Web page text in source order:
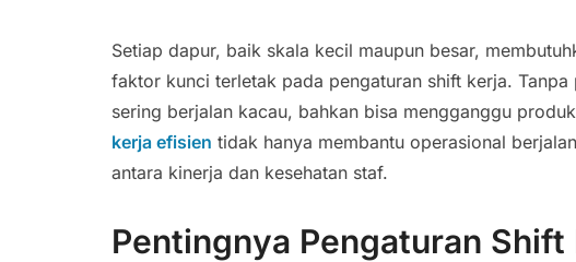
Setiap dapur, baik skala kecil maupun besar,
faktor kunci terletak pada pengaturan shift kerja.
sering berjalan kacau, bahkan bisa mengganggu
kerja efisien tidak hanya membantu operasional
antara kinerja dan kesehatan staf.
Pentingnya Pengaturan Shift